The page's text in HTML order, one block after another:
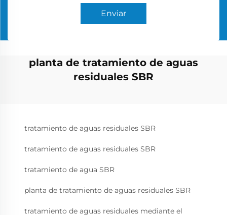
Enviar
planta de tratamiento de aguas
residuales SBR
tratamiento de aguas residuales SBR
tratamiento de aguas residuales SBR
tratamiento de agua SBR
planta de tratamiento de aguas residuales SBR
tratamiento de aguas residuales mediante el